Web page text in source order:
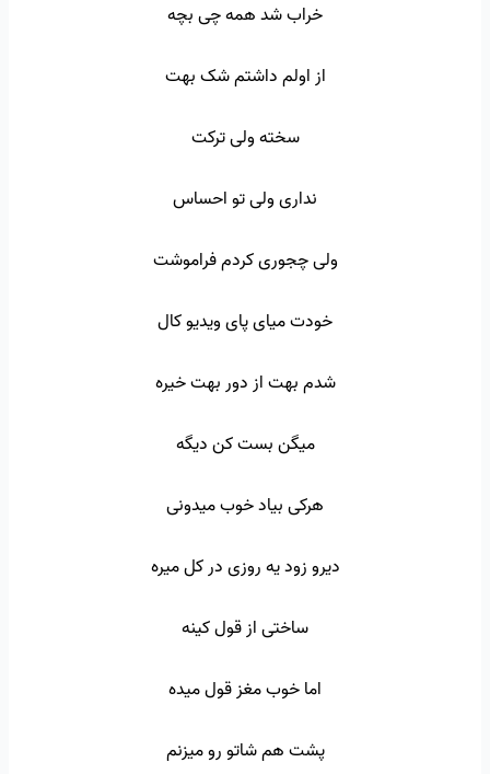
خراب شد همه چی بچه
از اولم داشتم شک بهت
سخته ولی ترکت
نداری ولی تو احساس
ولی چجوری کردم فراموشت
خودت میای پای ویدیو کال
شدم بهت از دور بهت خیره
میگن بست کن دیگه
هرکی بیاد خوب میدونی
دیرو زود یه روزی در کل میره
ساختی از قول کینه
اما خوب مغز قول میده
پشت هم شاتو رو میزنم